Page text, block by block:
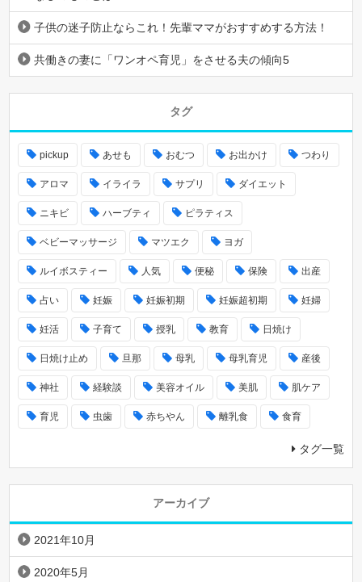
子供の迷子防止ならこれ！先輩ママがおすすめする方法！
共働きの妻に「ワンオペ育児」をさせる夫の傾向5
タグ
pickup あせも おむつ お出かけ つわり
アロマ イライラ サプリ ダイエット
ニキビ ハーブティ ピラティス
ベビーマッサージ マツエク ヨガ
ルイボスティー 人気 便秘 保険 出産
占い 妊娠 妊娠初期 妊娠超初期 妊婦
妊活 子育て 授乳 教育 日焼け
日焼け止め 旦那 母乳 母乳育児 産後
神社 経験談 美容オイル 美肌 肌ケア
育児 虫歯 赤ちやん 離乳食 食育
タグ一覧
アーカイブ
2021年10月
2020年5月